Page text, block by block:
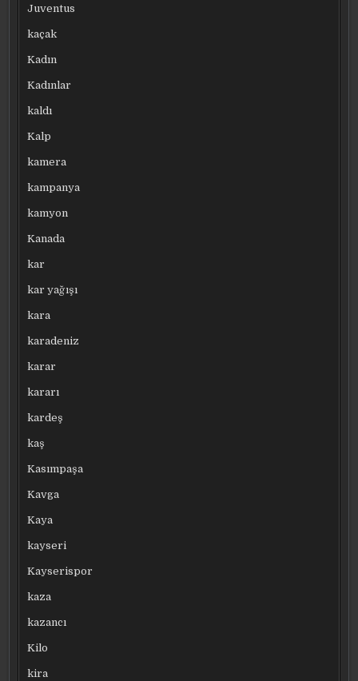
Juventus
kaçak
Kadın
Kadınlar
kaldı
Kalp
kamera
kampanya
kamyon
Kanada
kar
kar yağışı
kara
karadeniz
karar
kararı
kardeş
kaş
Kasımpaşa
Kavga
Kaya
kayseri
Kayserispor
kaza
kazancı
Kilo
kira